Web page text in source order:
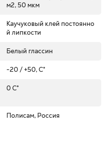
м2, 50 мкм
Каучуковый клей постоянно
й липкости
Белый глассин
-20 / +50, C°
0 C°
Полисам, Россия